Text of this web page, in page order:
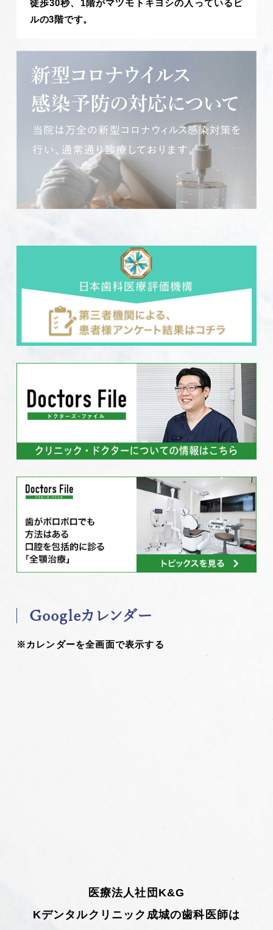
徒歩30秒、1階がマツモトキヨシの入っているビ
ルの3階です。
Googleカレンダー
※カレンダーを全画面で表示する
医療法人社団K&G
Kデンタルクリニック成城の歯科医師は